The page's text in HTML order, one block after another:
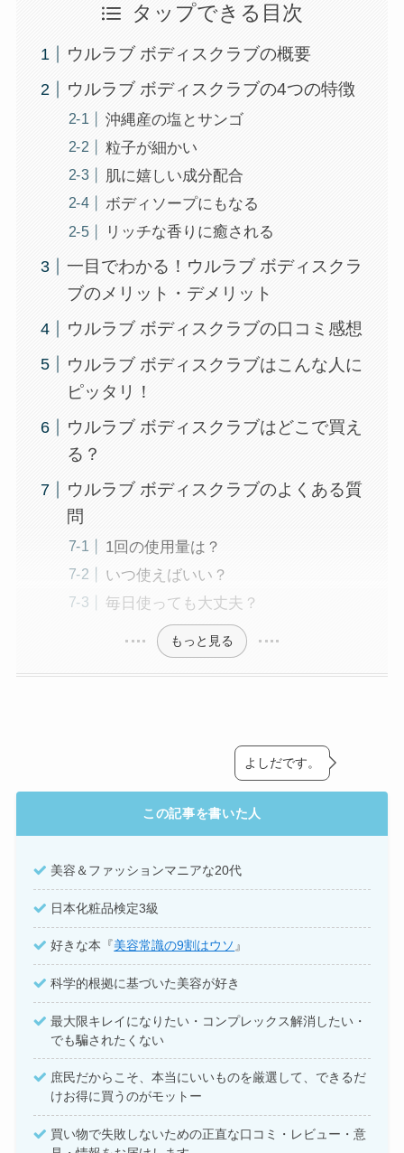
タップできる目次
ウルラブ ボディスクラブの概要
ウルラブ ボディスクラブの4つの特徴
沖縄産の塩とサンゴ
粒子が細かい
肌に嬉しい成分配合
ボディソープにもなる
リッチな香りに癒される
一目でわかる！ウルラブ ボディスクラ
ブのメリット・デメリット
ウルラブ ボディスクラブの口コミ感想
ウルラブ ボディスクラブはこんな人に
ピッタリ！
ウルラブ ボディスクラブはどこで買え
る？
ウルラブ ボディスクラブのよくある質
問
1回の使用量は？
いつ使えばいい？
毎日使っても大丈夫？
もっと見る
よしだです。
この記事を書いた人
美容＆ファッションマニアな20代
日本化粧品検定3級
好きな本『美容常識の9割はウソ 』
科学的根拠に基づいた美容が好き
最大限キレイになりたい・コンプレックス解消したい・
でも騙されたくない
庶民だからこそ、本当にいいものを厳選して、できるだ
けお得に買うのがモットー
買い物で失敗しないための正直な口コミ・レビュー・意